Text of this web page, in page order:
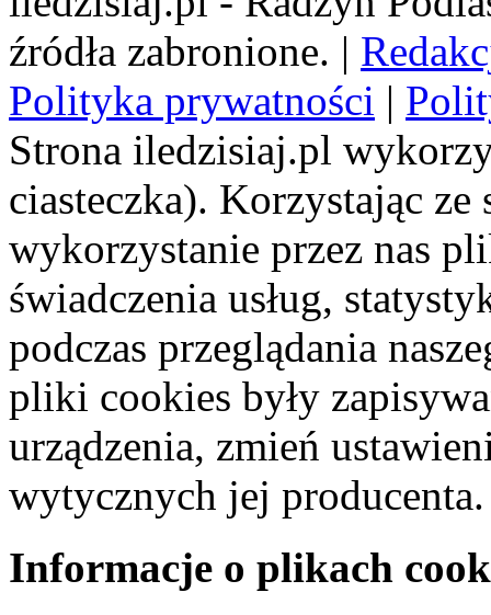
źródła zabronione. |
Polityka prywatności |
Strona iledzisiaj.pl
ciasteczka). Korzystając
wykorzystanie przez nas
świadczenia usług,
podczas przeglądania
pliki cookies były
urządzenia, zmień
wytycznych jej producenta.
Informacje o plikach